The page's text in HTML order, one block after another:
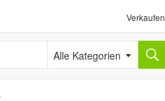
Verkaufen
Alle Kategorien